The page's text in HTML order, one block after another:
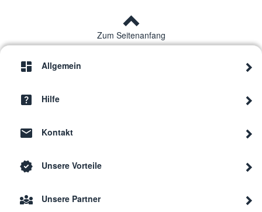
Zum Seitenanfang
Allgemein
Hilfe
Kontakt
Unsere Vorteile
Unsere Partner